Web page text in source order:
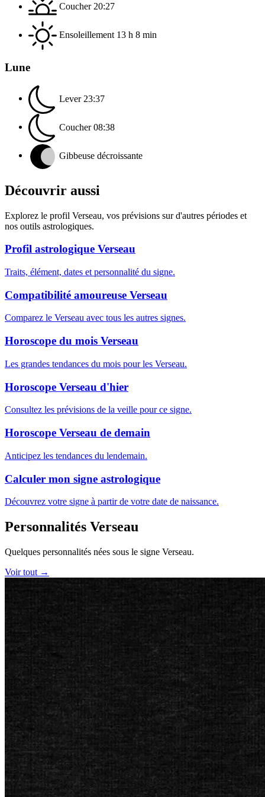
Coucher 20:27
Ensoleillement 13 h 8 min
Lune
Lever 23:37
Coucher 08:38
Gibbeuse décroissante
Découvrir aussi
Explorez le profil Verseau, vos prévisions sur d'autres périodes et
nos outils astrologiques.
Profil astrologique Verseau
Traits, élément, dates et personnalité du signe.
Compatibilité amoureuse Verseau
Comparez le Verseau avec tous les autres signes.
Horoscope du mois Verseau
Les grandes tendances du mois pour les Verseau.
Horoscope Verseau d'hier
Consultez les prévisions de la veille pour ce signe.
Horoscope Verseau de demain
Anticipez les tendances du lendemain.
Calculer mon signe astrologique
Découvrez votre signe à partir de votre date de naissance.
Personnalités Verseau
Quelques personnalités nées sous le signe Verseau.
Voir tout →